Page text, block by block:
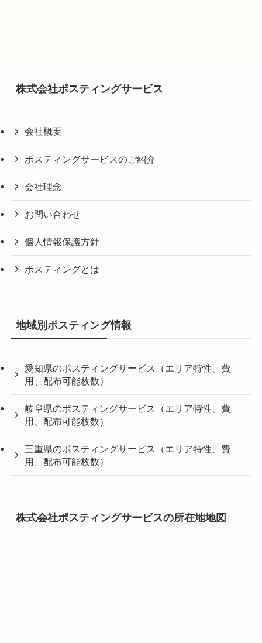
株式会社ポスティングサービス
会社概要
ポスティングサービスのご紹介
会社理念
お問い合わせ
個人情報保護方針
ポスティングとは
地域別ポスティング情報
愛知県のポスティングサービス（エリア特性、費
用、配布可能枚数）
岐阜県のポスティングサービス（エリア特性、費
用、配布可能枚数）
三重県のポスティングサービス（エリア特性、費
用、配布可能枚数）
株式会社ポスティングサービスの所在地地図